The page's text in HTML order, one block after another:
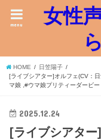
女性
menu
HOME
日笠陽子
[ライブシアター]オルフェ(CV：
マ娘 ,#ウマ娘プリティーダービ
2025.12.24
[ライブシアタ